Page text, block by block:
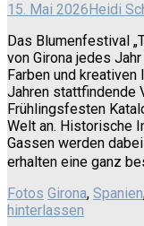
15. Mai 2026 Heidi
Das Blumenfestival
von Girona jedes
Farben und
Jahren stattfindende
Frühlingsfesten
Welt an. Historische
Gassen werden
erhalten eine ganz
Fotos Girona, Spanien
hinterlassen